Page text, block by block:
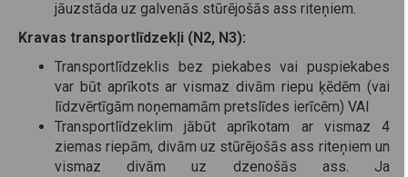
jāuzstāda uz galvenās stūrējošās ass riteņiem.
Kravas transportlīdzekļi (N2, N3):
Transportlīdzeklis bez piekabes vai puspiekabes
var būt aprīkots ar vismaz divām riepu ķēdēm (vai
līdzvērtīgām noņemamām pretslīdes ierīcēm) VAI
Transportlīdzeklim jābūt aprīkotam ar vismaz 4
ziemas riepām, divām uz stūrējošās ass riteņiem un
vismaz divām uz dzenošās ass. Ja